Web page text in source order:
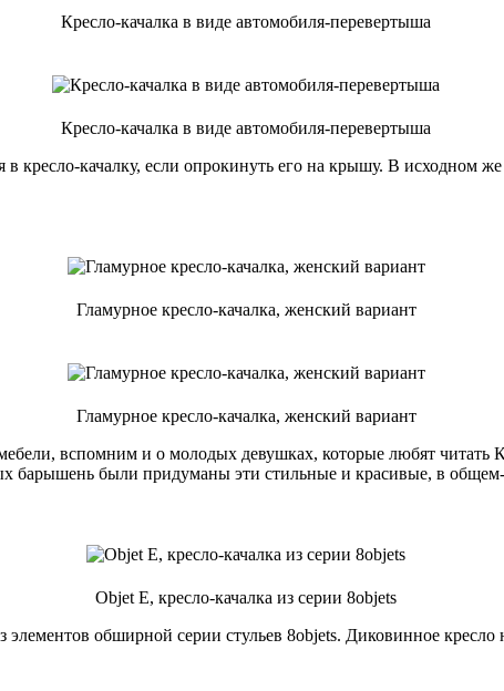
Кресло-качалка в виде автомобиля-перевертыша
Кресло-качалка в виде автомобиля-перевертыша
в кресло-качалку, если опрокинуть его на крышу. В исходном
Гламурное кресло-качалка, женский вариант
Гламурное кресло-качалка, женский вариант
вспомним и о молодых девушках, которые любят читать
барышень были придуманы эти стильные и красивые, в общем-
Objet E, кресло-качалка из серии 8objets
элементов обширной серии стульев 8objets. Диковинное